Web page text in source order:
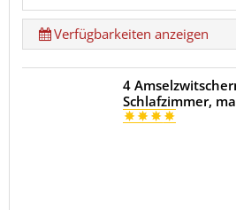
Verfügbarkeiten anzeigen
4
Schlafzimmer,